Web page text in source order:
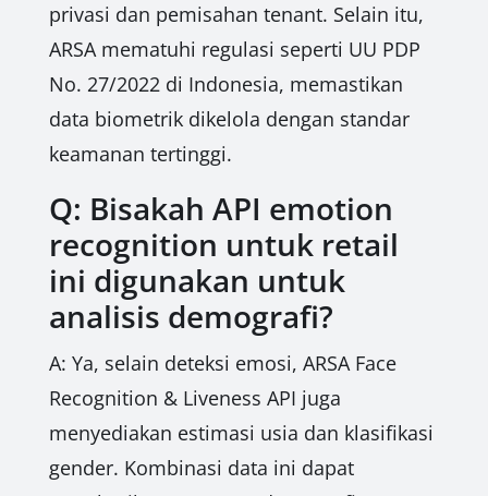
privasi dan pemisahan tenant. Selain itu,
ARSA mematuhi regulasi seperti UU PDP
No. 27/2022 di Indonesia, memastikan
data biometrik dikelola dengan standar
keamanan tertinggi.
Q: Bisakah API emotion
recognition untuk retail
ini digunakan untuk
analisis demografi?
A: Ya, selain deteksi emosi, ARSA Face
Recognition & Liveness API juga
menyediakan estimasi usia dan klasifikasi
gender. Kombinasi data ini dapat